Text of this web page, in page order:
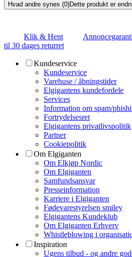
Hvad andre synes (0)Dette produkt er
Klik & Hent Annoncegaranti
til 30 dages returret
Kundeservice
Kundeservice
Varehuse / åbningstider
Elgigantens kundefordele
Services
Information om spam/
Fortrydelsesret
Elgigantens privatlivspolitik
Partner
Cookiepolitik
Om Elgiganten
Om Elkjøp Nordic
Om Elgiganten
Samfundsansvar
Presseinformation
Karriere i Elgiganten
Fødevarestyrelsen smiley
Elgigantens Kundeklub
Om Elgiganten Erhverv
Whistleblowing i
Inspiration
Ugens tilbud - og andre